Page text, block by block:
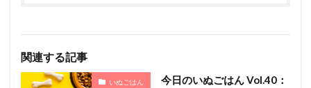
関連する記事
いぬごはん
今日のいぬごはん Vol.40：